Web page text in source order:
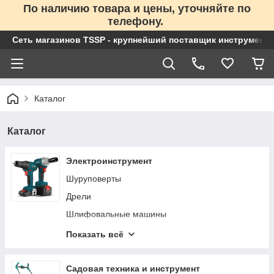
По наличию товара и цены, уточняйте по
телефону.
Сеть магазинов TSSP - крупнейший поставщик
Каталог
Каталог
Электроинструмент
Шуруповерты
Дрели
Шлифовальные машины
Аккумуляторы для электроинструмента
Технические фены
Показать всё
Садовая техника и инструмент